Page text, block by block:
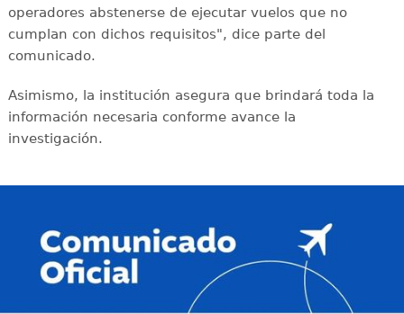
operadores abstenerse de ejecutar vuelos que no
cumplan con dichos requisitos", dice parte del
comunicado.
Asimismo, la institución asegura que brindará toda la
información necesaria conforme avance la
investigación.